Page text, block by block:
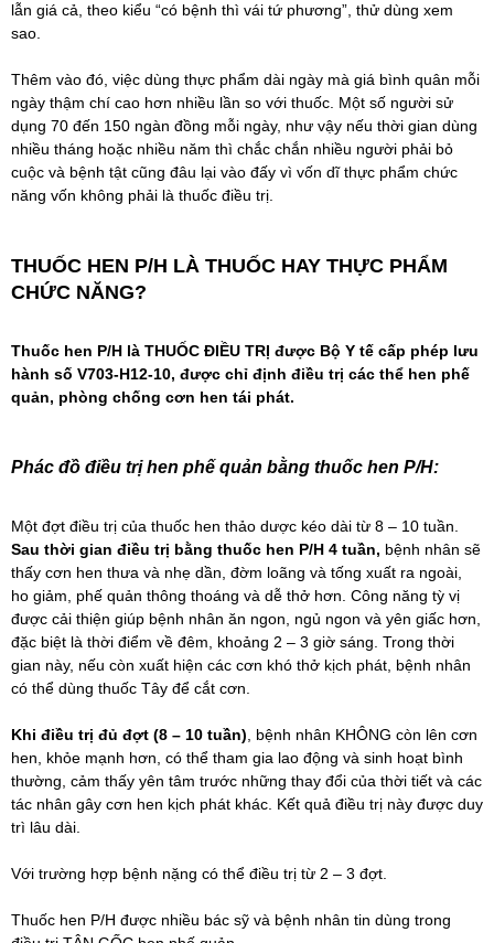
lẫn giá cả, theo kiểu “có bệnh thì vái tứ phương”, thử dùng xem
sao.
Thêm vào đó, việc dùng thực phẩm dài ngày mà giá bình quân mỗi
ngày thậm chí cao hơn nhiều lần so với thuốc. Một số người sử
dụng 70 đến 150 ngàn đồng mỗi ngày, như vậy nếu thời gian dùng
nhiều tháng hoặc nhiều năm thì chắc chắn nhiều người phải bỏ
cuộc và bệnh tật cũng đâu lại vào đấy vì vốn dĩ thực phẩm chức
năng vốn không phải là thuốc điều trị.
THUỐC HEN P/H LÀ THUỐC HAY THỰC PHẨM
CHỨC NĂNG?
Thuốc hen P/H là THUỐC ĐIỀU TRỊ được Bộ Y tế cấp phép lưu
hành số V703-H12-10, được chỉ định điều trị các thể hen phế
quản, phòng chống cơn hen tái phát.
Phác đồ điều trị hen phế quản bằng thuốc hen P/H:
Một đợt điều trị của thuốc hen thảo dược kéo dài từ 8 – 10 tuần.
Sau thời gian điều trị bằng thuốc hen P/H 4 tuần, bệnh nhân sẽ
thấy cơn hen thưa và nhẹ dần, đờm loãng và tống xuất ra ngoài,
ho giảm, phế quản thông thoáng và dễ thở hơn. Công năng tỳ vị
được cải thiện giúp bệnh nhân ăn ngon, ngủ ngon và yên giấc hơn,
đặc biệt là thời điểm về đêm, khoảng 2 – 3 giờ sáng. Trong thời
gian này, nếu còn xuất hiện các cơn khó thở kịch phát, bệnh nhân
có thể dùng thuốc Tây để cắt cơn.
Khi điều trị đủ đợt (8 – 10 tuần), bệnh nhân KHÔNG còn lên cơn
hen, khỏe mạnh hơn, có thể tham gia lao động và sinh hoạt bình
thường, cảm thấy yên tâm trước những thay đổi của thời tiết và các
tác nhân gây cơn hen kịch phát khác. Kết quả điều trị này được duy
trì lâu dài.
Với trường hợp bệnh nặng có thể điều trị từ 2 – 3 đợt.
Thuốc hen P/H được nhiều bác sỹ và bệnh nhân tin dùng trong